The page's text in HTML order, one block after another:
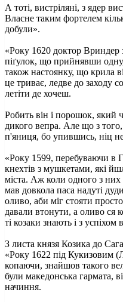
А тоті, вистріляні, з ядер
Власне таким фортелем
добули».
«Року 1620 доктор Вриндер
піґулок, що прийнявши
також настоянку, що крила
це триває, ледве до заходу
летіти де хочеш.
Робить він і порошок, який
дикого вепра. Але що з
п'яниця, бо упившись, ніц
«Року 1599, перебуваючи в
кнехтів з мушкетами, які
міста. Аж коли одного з
мав довкола паса надуті
оливо, аби міг стояти
давали втонути, а оливо ся
ті козаки знають і з
З листа князя Козика до
«Року 1622 під Кукизовим
копаючи, знайшов такого
були македонська гармата,
начиння.